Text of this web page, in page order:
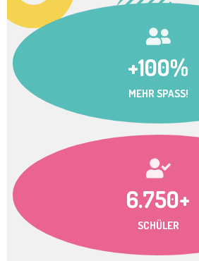
+100%
MEHR SPASS!
6.750+
SCHÜLER